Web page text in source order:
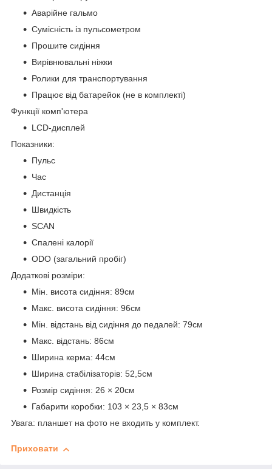
Аварійне гальмо
Сумісність із пульсометром
Прошите сидіння
Вирівнювальні ніжки
Ролики для транспортування
Працює від батарейок (не в комплекті)
Функції комп'ютера
LCD-дисплей
Показники:
Пульс
Час
Дистанція
Швидкість
SCAN
Спалені калорії
ODO (загальний пробіг)
Додаткові розміри:
Мін. висота сидіння: 89см
Макс. висота сидіння: 96см
Мін. відстань від сидіння до педалей: 79см
Макс. відстань: 86см
Ширина керма: 44см
Ширина стабілізаторів: 52,5см
Розмір сидіння: 26 × 20см
Габарити коробки: 103 × 23,5 × 83см
Увага: планшет на фото не входить у комплект.
Приховати